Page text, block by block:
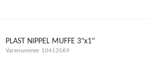
PLAST NIPPEL MUFFE 3"x1"
Varenummer 10413569